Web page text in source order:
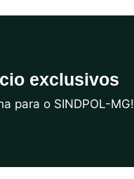
exclusivos
para o SINDPOL-MG!